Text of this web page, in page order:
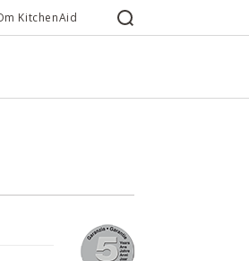
KitchenAid